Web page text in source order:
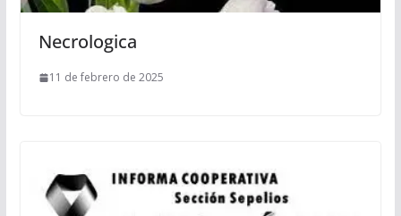
Necrologica
11 de febrero de 2025